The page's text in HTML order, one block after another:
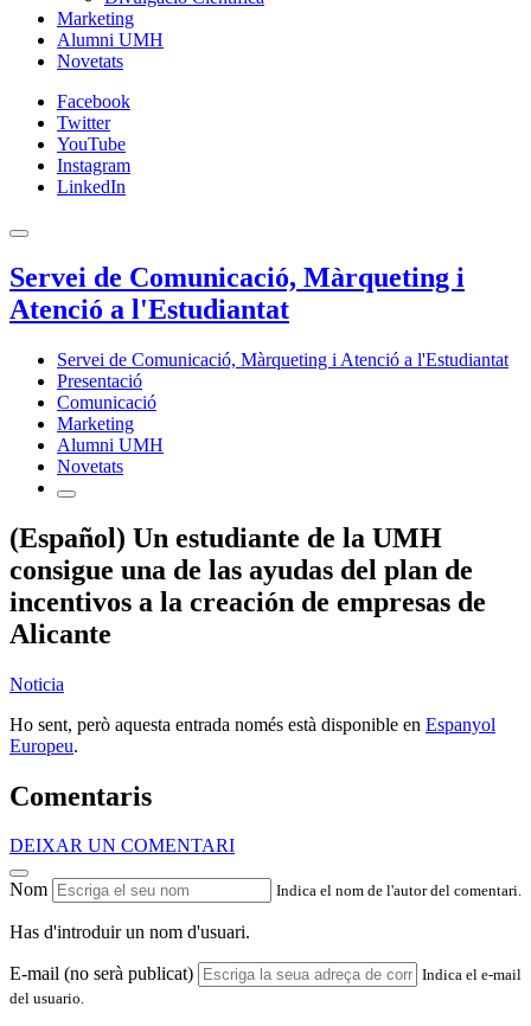
Marketing
Alumni UMH
Novetats
Facebook
Twitter
YouTube
Instagram
LinkedIn
Servei de Comunicació, Màrqueting i
Atenció a l'Estudiantat
Servei de Comunicació, Màrqueting i Atenció a l'Estudiantat
Presentació
Comunicació
Marketing
Alumni UMH
Novetats
(Español) Un estudiante de la UMH
consigue una de las ayudas del plan de
incentivos a la creación de empresas de
Alicante
Noticia
Ho sent, però aquesta entrada només està disponible en Espanyol
Europeu.
Comentaris
DEIXAR UN COMENTARI
Nom Indica el nom de l'autor del comentari.
Has d'introduir un nom d'usuari.
E-mail (no serà publicat)
Indica el e-mail
del usuario.